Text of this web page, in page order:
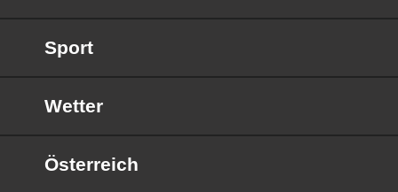
Sport
Wetter
Österreich